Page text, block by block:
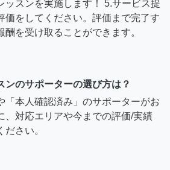
ッスンを実施します！ 5.サービス提
価をしてください。評価まで完了す
酬を受け取ることができます。
ンのサポーターの選び方は？
「本人確認済み」のサポーターがお
、対応エリアや今までの評価/実績
さい。